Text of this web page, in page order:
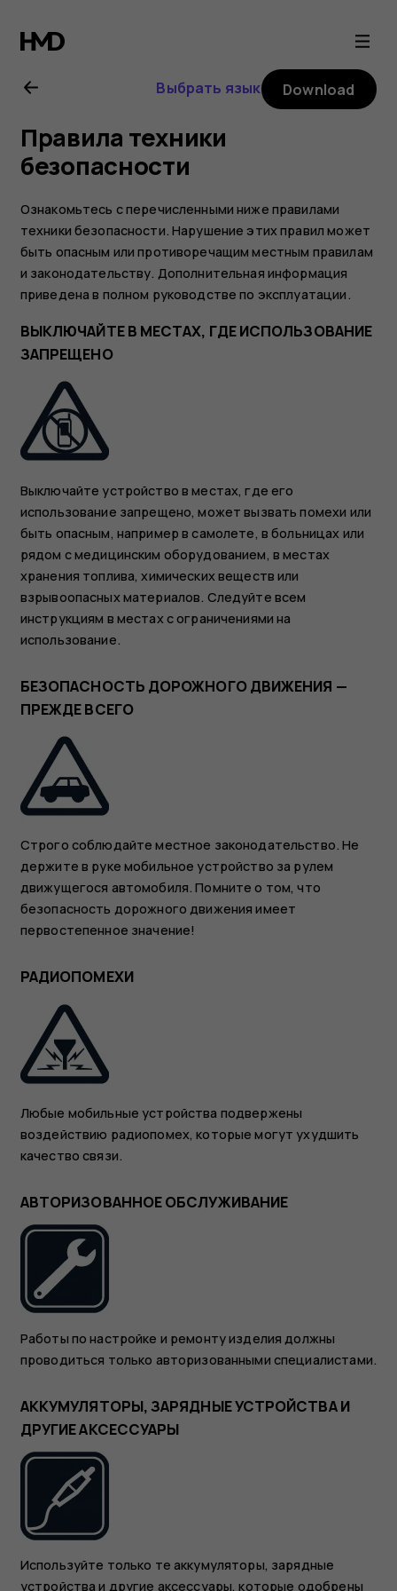
Nokia
8.1
user
guide
Выбрать язык Download
Правила техники
безопасности
Ознакомьтесь с перечисленными ниже правилами
техники безопасности. Нарушение этих правил может
быть опасным или противоречащим местным правилам
и законодательству. Дополнительная информация
приведена в полном руководстве по эксплуатации.
ВЫКЛЮЧАЙТЕ В МЕСТАХ, ГДЕ ИСПОЛЬЗОВАНИЕ
ЗАПРЕЩЕНО
Выключайте устройство в местах, где его
использование запрещено, может вызвать помехи или
быть опасным, например в самолете, в больницах или
рядом с медицинским оборудованием, в местах
хранения топлива, химических веществ или
взрывоопасных материалов. Следуйте всем
инструкциям в местах с ограничениями на
использование.
БЕЗОПАСНОСТЬ ДОРОЖНОГО ДВИЖЕНИЯ —
ПРЕЖДЕ ВСЕГО
Строго соблюдайте местное законодательство. Не
держите в руке мобильное устройство за рулем
движущегося автомобиля. Помните о том, что
безопасность дорожного движения имеет
первостепенное значение!
РАДИОПОМЕХИ
Любые мобильные устройства подвержены
воздействию радиопомех, которые могут ухудшить
качество связи.
АВТОРИЗОВАННОЕ ОБСЛУЖИВАНИЕ
Работы по настройке и ремонту изделия должны
проводиться только авторизованными специалистами.
АККУМУЛЯТОРЫ, ЗАРЯДНЫЕ УСТРОЙСТВА И
ДРУГИЕ АКСЕССУАРЫ
Используйте только те аккумуляторы, зарядные
устройства и другие аксессуары, которые одобрены